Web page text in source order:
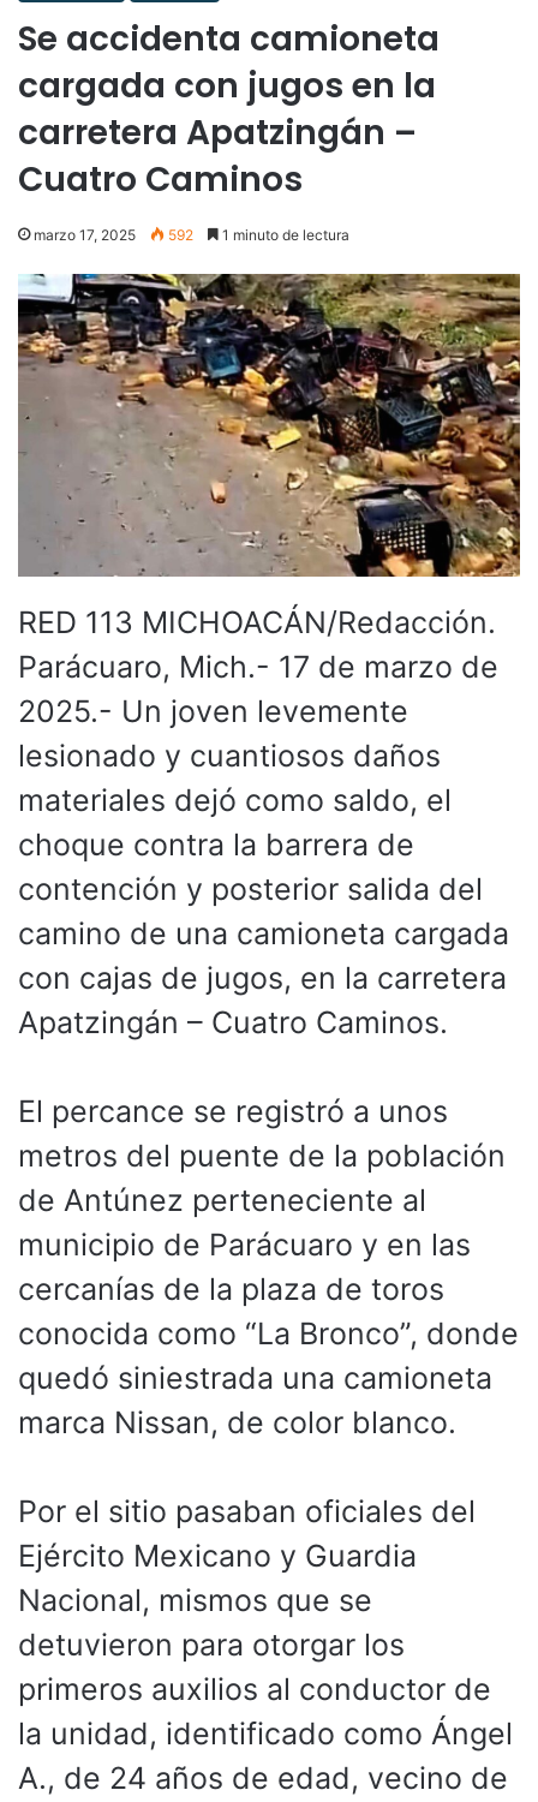
Se accidenta camioneta
cargada con jugos en la
carretera Apatzingán –
Cuatro Caminos
marzo 17, 2025 592 1 minuto de lectura
RED 113 MICHOACÁN/Redacción.
Parácuaro, Mich.- 17 de marzo de
2025.- Un joven levemente
lesionado y cuantiosos daños
materiales dejó como saldo, el
choque contra la barrera de
contención y posterior salida del
camino de una camioneta cargada
con cajas de jugos, en la carretera
Apatzingán – Cuatro Caminos.
El percance se registró a unos
metros del puente de la población
de Antúnez perteneciente al
municipio de Parácuaro y en las
cercanías de la plaza de toros
conocida como “La Bronco”, donde
quedó siniestrada una camioneta
marca Nissan, de color blanco.
Por el sitio pasaban oficiales del
Ejército Mexicano y Guardia
Nacional, mismos que se
detuvieron para otorgar los
primeros auxilios al conductor de
la unidad, identificado como Ángel
A., de 24 años de edad, vecino de